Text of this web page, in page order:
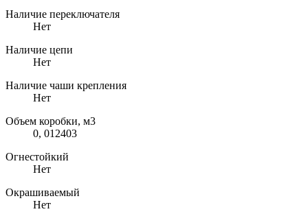
Наличие переключателя
Нет
Наличие цепи
Нет
Наличие чаши крепления
Нет
Объем коробки, м3
0, 012403
Огнестойкий
Нет
Окрашиваемый
Нет